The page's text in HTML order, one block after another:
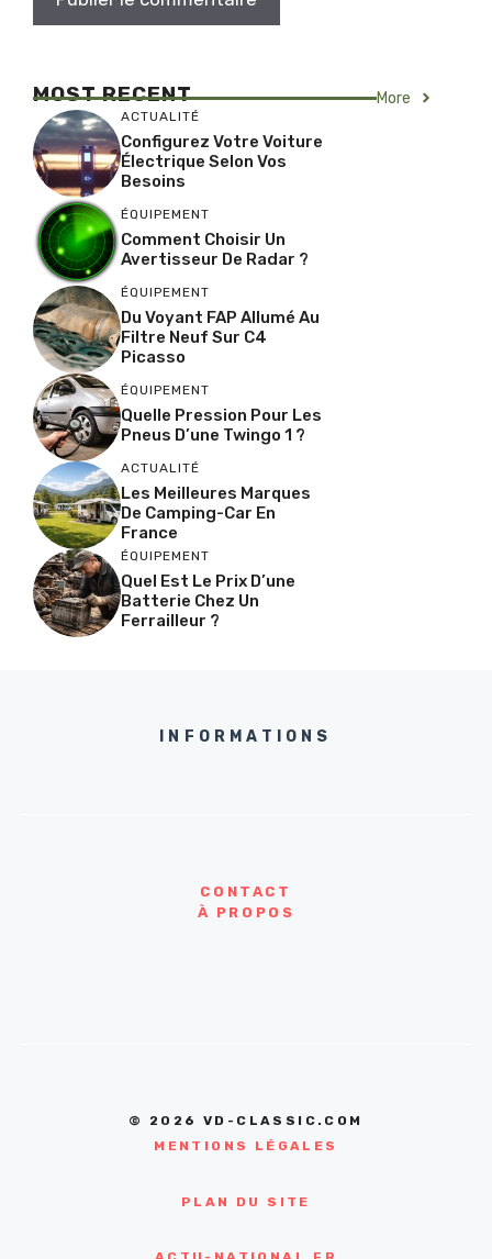
MOST RECENT More
ACTUALITÉ
Configurez Votre Voiture
Électrique Selon Vos
Besoins
ÉQUIPEMENT
Comment Choisir Un
Avertisseur De Radar ?
ÉQUIPEMENT
Du Voyant FAP Allumé Au
Filtre Neuf Sur C4
Picasso
ÉQUIPEMENT
Quelle Pression Pour Les
Pneus D’une Twingo 1 ?
ACTUALITÉ
Les Meilleures Marques
De Camping-Car En
France
ÉQUIPEMENT
Quel Est Le Prix D’une
Batterie Chez Un
Ferrailleur ?
INFORMATIONS
CONTACT
À PROPOS
© 2026 VD-CLASSIC.COM
MENTIONS LÉGALES
PLAN DU SITE